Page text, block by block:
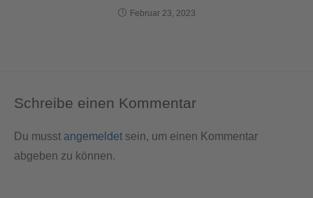
Februar 23, 2023
Schreibe einen Kommentar
Du musst angemeldet sein, um einen Kommentar
abgeben zu können.